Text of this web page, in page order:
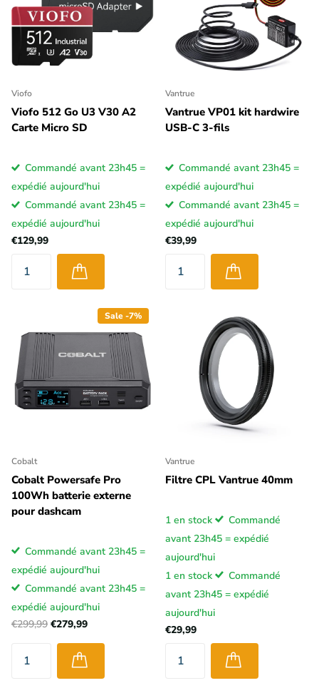
Viofo
Viofo 512 Go U3 V30 A2
Carte Micro SD
Commandé avant 23h45 =
expédié aujourd'hui
Commandé avant 23h45 =
expédié aujourd'hui
€129,99
Vantrue
Vantrue VP01 kit hardwire
USB-C 3-fils
Commandé avant 23h45 =
expédié aujourd'hui
Commandé avant 23h45 =
expédié aujourd'hui
€39,99
Sale -7%
Cobalt
Cobalt Powersafe Pro
100Wh batterie externe
pour dashcam
Commandé avant 23h45 =
expédié aujourd'hui
Commandé avant 23h45 =
expédié aujourd'hui
€299,99 €279,99
Vantrue
Filtre CPL Vantrue 40mm
1 en stock
Commandé
avant 23h45 = expédié
aujourd'hui
1 en stock
Commandé
avant 23h45 = expédié
aujourd'hui
€29,99